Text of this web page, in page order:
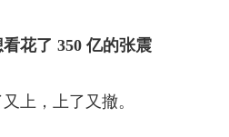
花了 350 亿的张震
上，上了又撤。